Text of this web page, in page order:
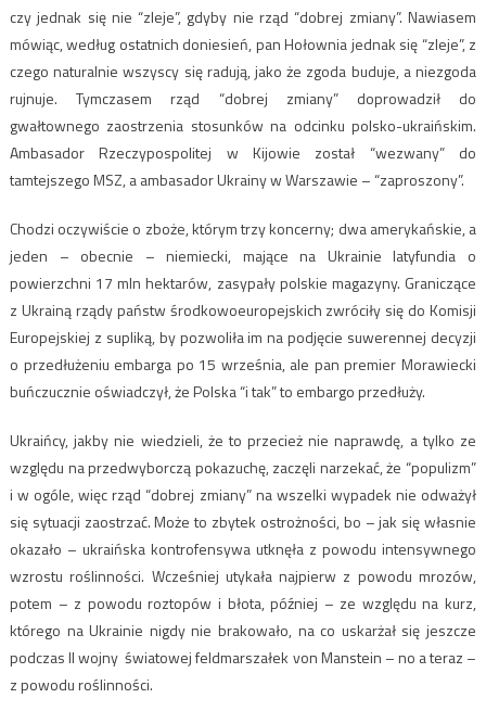
czy jednak się nie “zleje”, gdyby nie rząd “dobrej zmiany”. Nawiasem
mówiąc, według ostatnich doniesień, pan Hołownia jednak się “zleje”, z
czego naturalnie wszyscy się radują, jako że zgoda buduje, a niezgoda
rujnuje. Tymczasem rząd “dobrej zmiany” doprowadził do
gwałtownego zaostrzenia stosunków na odcinku polsko-ukraińskim.
Ambasador Rzeczypospolitej w Kijowie został “wezwany” do
tamtejszego MSZ, a ambasador Ukrainy w Warszawie – “zaproszony”.
Chodzi oczywiście o zboże, którym trzy koncerny; dwa amerykańskie, a
jeden – obecnie – niemiecki, mające na Ukrainie latyfundia o
powierzchni 17 mln hektarów, zasypały polskie magazyny. Graniczące
z Ukrainą rządy państw środkowoeuropejskich zwróciły się do Komisji
Europejskiej z supliką, by pozwoliła im na podjęcie suwerennej decyzji
o przedłużeniu embarga po 15 września, ale pan premier Morawiecki
buńczucznie oświadczył, że Polska “i tak” to embargo przedłuży.
Ukraińcy, jakby nie wiedzieli, że to przecież nie naprawdę, a tylko ze
względu na przedwyborczą pokazuchę, zaczęli narzekać, że “populizm”
i w ogóle, więc rząd “dobrej zmiany” na wszelki wypadek nie odważył
się sytuacji zaostrzać. Może to zbytek ostrożności, bo – jak się własnie
okazało – ukraińska kontrofensywa utknęła z powodu intensywnego
wzrostu roślinności. Wcześniej utykała najpierw z powodu mrozów,
potem – z powodu roztopów i błota, później – ze względu na kurz,
którego na Ukrainie nigdy nie brakowało, na co uskarżał się jeszcze
podczas II wojny światowej feldmarszałek von Manstein – no a teraz –
z powodu roślinności.